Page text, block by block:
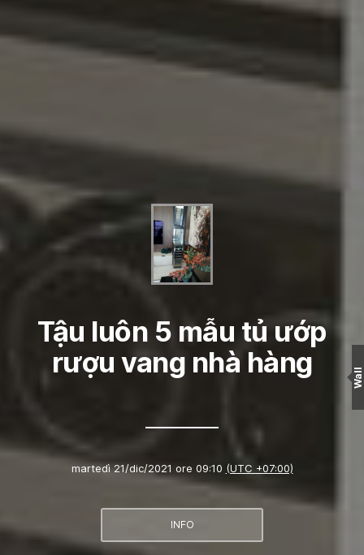
Tậu luôn 5 mẫu tủ ướp
rượu vang nhà hàng
martedì 21/dic/2021 ore 09:10 (UTC +07:00)
INFO
Wall